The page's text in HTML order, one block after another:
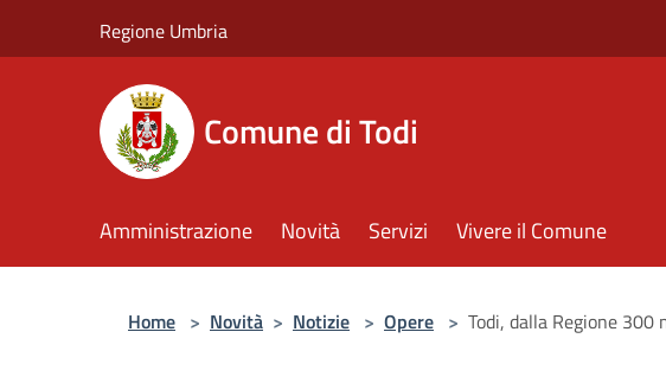
Regione Umbria
Comune di Todi
Amministrazione Novità Servizi Vivere il Comune
Home > Novità > Notizie > Opere > Todi, dalla Regione